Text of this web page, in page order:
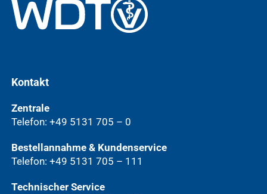
Kontakt
Zentrale
Telefon: +49 5131 705 – 0
Bestellannahme & Kundenservice
Telefon: +49 5131 705 – 111
Technischer Service